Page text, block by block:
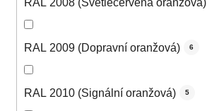
RAL 2009 (Dopravní oranžová) 6
RAL 2010 (Signální oranžová) 5